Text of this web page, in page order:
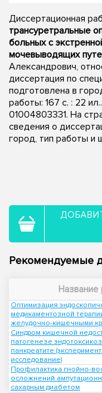
Диссертационная
трансуретральные
больных с
мочевыводящих
Александрович,
диссертация по
подготовлена в
работы: 167 с. : 22
01004803331. На
сведения о
город, тип работы и
Рекомендуемые
Название
Оптимизация
медикаментозной
желудочно-кишечными
Синдром кишечной
патогенезе
панкреатите
исследование)
Профилактика гнойно-
осложнений
сахарным диабетом